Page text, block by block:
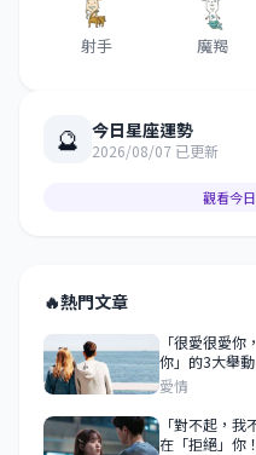
射手 魔羯
🔮 今日星座運勢
2026/08/07 已更新
觀看今
🔥熱門文章
「很愛很愛
你」的3大舉
表現！
愛情
「對不起，
在「拒絕」你